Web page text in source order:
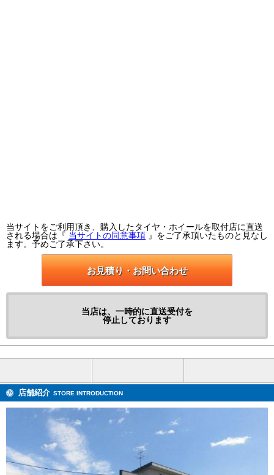
当サイトをご利用頂き、購入したタイヤ・ホイールを取付店に直送
される場合は『 当サイトの同意事項 』をご了承頂いたものと見なし
ます。予めご了承下さい。
お見積り・お問い合わせ
当店は、一時的に直送受付を
停止しております
店舗紹介 STORE INTRODUCTION